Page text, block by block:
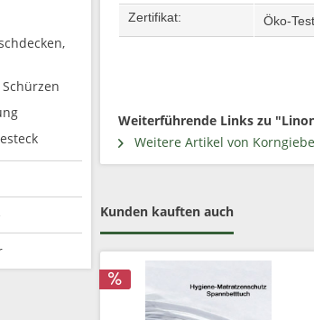
Zertifikat:
Öko-
Weiterführende Links zu
Weitere Artikel von
Kunden kauften auch